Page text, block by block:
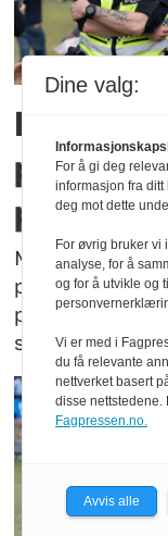
Når
politi: –
politiet
Med 25
politiet en
politimodell
synlighet og
Dine valg:
For å gi deg
informasjon fra ditt
deg mot dette
For øvrig bruker
analyse, for å
og for å utvikle og
Vi er med i
du få relevante
nettverket basert
disse nettstedene.
Fagpressen.no.
Avvis alle